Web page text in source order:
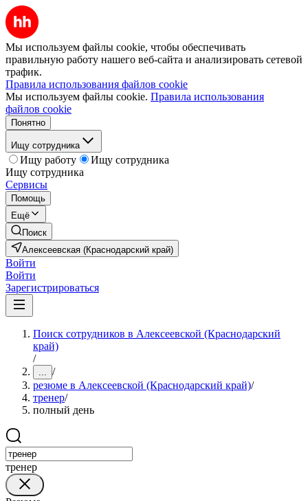
Мы используем файлы cookie, чтобы обеспечивать
правильную работу нашего веб-сайта и анализировать сетевой
трафик.
Правила использования файлов cookie
Мы используем файлы cookie. Правила использования
файлов cookie
Понятно
Ищу сотрудника
Ищу работу
Ищу сотрудника
Ищу сотрудника
Сервисы
Помощь
Ещё
Поиск
Алексеевская (Краснодарский край)
Войти
Войти
Зарегистрироваться
Поиск сотрудников в Алексеевской (Краснодарский
край)
/
... /
резюме в Алексеевской (Краснодарский край)/
тренер/
полный день
тренер